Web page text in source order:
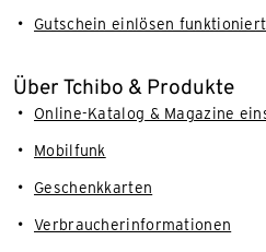
Gutschein einlösen
Über Tchibo & Produkte
Online-Katalog & Magazine
Mobilfunk
Geschenkkarten
Verbraucherinformationen